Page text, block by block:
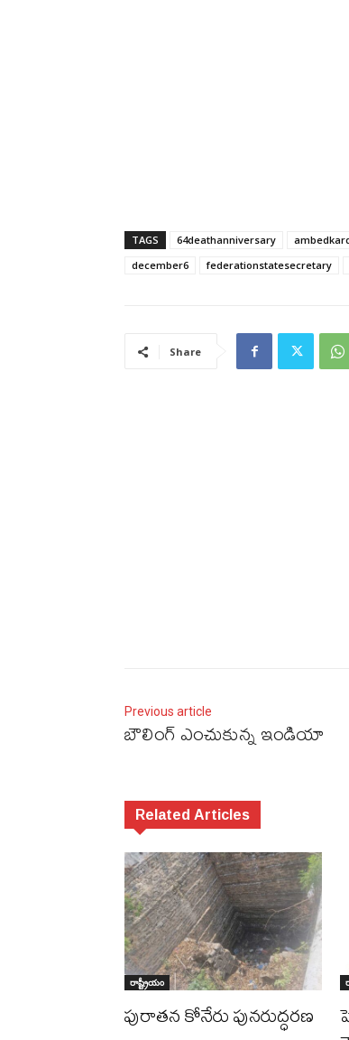
TAGS 64deathanniversary
december6
federationstatesecretary
Share
Previous article
బౌలింగ్‌ ఎంచుకున్న ఇండియా
Related Articles
రాష్ట్రీయం
పురాత‌న కోనేరు పున‌రుద్ధ‌ర‌ణ